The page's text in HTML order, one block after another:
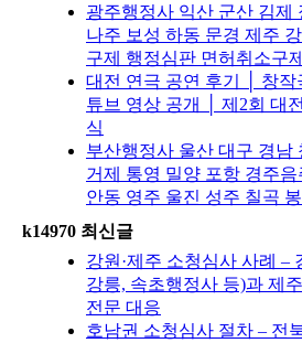
광주행정사 익산 군산 김제
나주 보성 하동 문경 제주
구제 행정심판 면허취소구제
대전 연극 공연 후기 │ 창작
튜브 영상 공개 │ 제2회 대
식
부산행정사 울산 대구 경남
거제 통영 밀양 포항 경주
안동 영주 울진 성주 칠곡
k14970 최신글
강원·제주 소청심사 사례 –
강릉, 속초행정사 등)과 제
전문 대응
호남권 소청심사 절차 – 전